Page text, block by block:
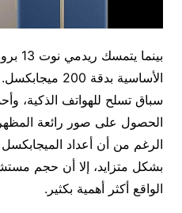
الأساسية بدقة
سباق تسلح للهواتف الذكية،
الحصول على صور رائعة
الرغم من أن أعداد
بشكل متزايد، إلا أن حجم
الواقع أكثر أهمية بكثير.